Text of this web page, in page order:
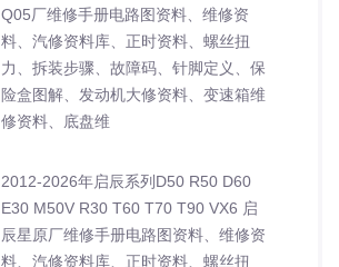
Q05厂维修手册电路图资料、维修资
料、汽修资料库、正时资料、螺丝扭
力、拆装步骤、故障码、针脚定义、保
险盒图解、发动机大修资料、变速箱维
修资料、底盘维
2012-2026年启辰系列D50 R50 D60
E30 M50V R30 T60 T70 T90 VX6 启
辰星原厂维修手册电路图资料、维修资
料、汽修资料库、正时资料、螺丝扭